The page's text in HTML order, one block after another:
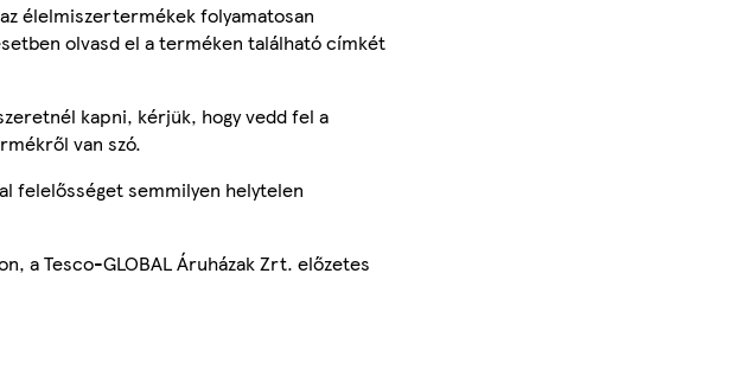
élelmiszertermékek folyamatosan
olvasd el a terméken található címkét
kapni, kérjük, hogy vedd fel a
van szó.
felelősséget semmilyen helytelen
a Tesco-GLOBAL Áruházak Zrt. előzetes